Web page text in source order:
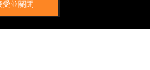
受並關閉